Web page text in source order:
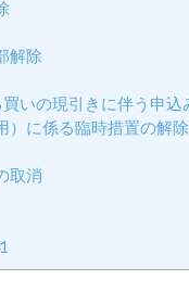
解除
いの現引きに伴う申込
）に係る臨時措置の解除
取消